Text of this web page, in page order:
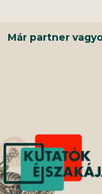
Már partner